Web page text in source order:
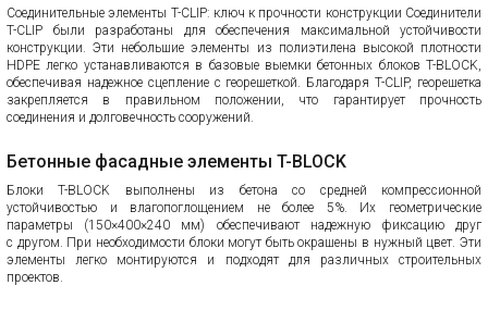
Соединительные элементы T-CLIP: ключ к прочности конструкции Соединители
T-CLIP были разработаны для обеспечения максимальной устойчивости
конструкции. Эти небольшие элементы из полиэтилена высокой плотности
HDPE легко устанавливаются в базовые выемки бетонных блоков T-BLOCK,
обеспечивая надежное сцепление с георешеткой. Благодаря T-CLIP, георешетка
закрепляется в правильном положении, что гарантирует прочность
соединения и долговечность сооружений.
Бетонные фасадные элементы T-BLOCK
Блоки T-BLOCK выполнены из бетона со средней компрессионной
устойчивостью и влагопоглощением не более 5%. Их геометрические
параметры (150×400×240 мм) обеспечивают надежную фиксацию друг
с другом. При необходимости блоки могут быть окрашены в нужный цвет. Эти
элементы легко монтируются и подходят для различных строительных
проектов.